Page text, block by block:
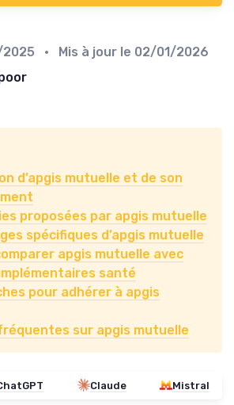
• Mis à jour le 02/01/2026
d’apgis mutuelle et de son
proposées par apgis mutuelle
spécifiques d’apgis mutuelle
apgis mutuelle avec
santé
pour adhérer à apgis
sur apgis mutuelle
Claude Mistral